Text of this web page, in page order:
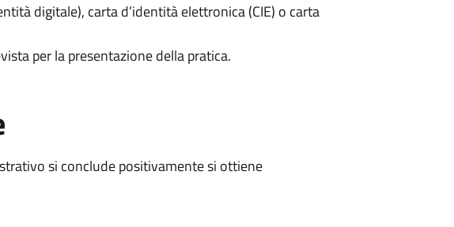
digitale), carta d’identità elettronica (CIE) o carta
per la presentazione della pratica.
si conclude positivamente si ottiene